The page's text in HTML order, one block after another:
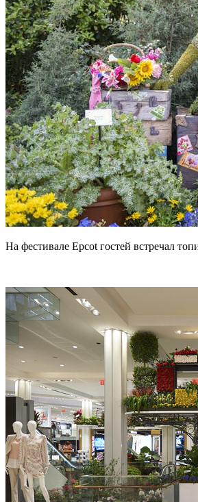
На фестивале Epcot гостей встречал